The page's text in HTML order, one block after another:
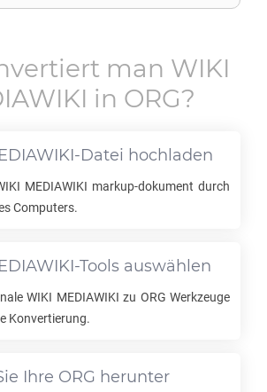
man WIKI
in ORG?
-Datei hochladen
MEDIAWIKI markup-dokument durch
Computers.
-Tools auswählen
WIKI MEDIAWIKI zu ORG Werkzeuge
Konvertierung.
Ihre ORG herunter